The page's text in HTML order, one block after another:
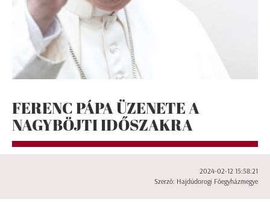
FERENC PÁPA ÜZENETE A
NAGYBÖJTI IDŐSZAKRA
2024-02-12 15:58:21
Szerző: Hajdúdorogi Főegyházmegye